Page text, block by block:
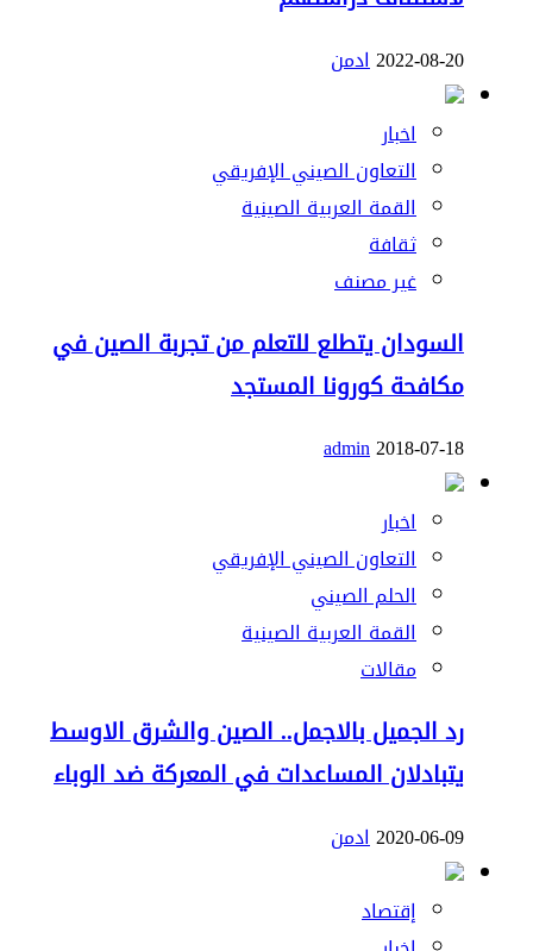
2022-08-20ادمن
اخبار
التعاون الصيني الإفريقي
القمة العربية الصينية
ثقافة
غير مصنف
السودان يتطلع للتعلم من تجربة الصين في
مكافحة كورونا المستجد
2018-07-18
admin
اخبار
التعاون الصيني الإفريقي
الحلم الصيني
القمة العربية الصينية
مقالات
رد الجميل بالاجمل.. الصين والشرق الاوسط
يتبادلان المساعدات في المعركة ضد الوباء
2020-06-09ادمن
إقتصاد